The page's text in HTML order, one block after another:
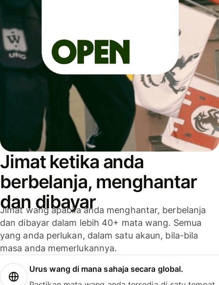
Jimat ketika anda
berbelanja, menghantar
dan dibayar
Jimat wang apabila anda menghantar, berbelanja
dan dibayar dalam lebih 40+ mata wang. Semua
yang anda perlukan, dalam satu akaun, bila-bila
masa anda memerlukannya.
Urus wang di mana sahaja secara global.